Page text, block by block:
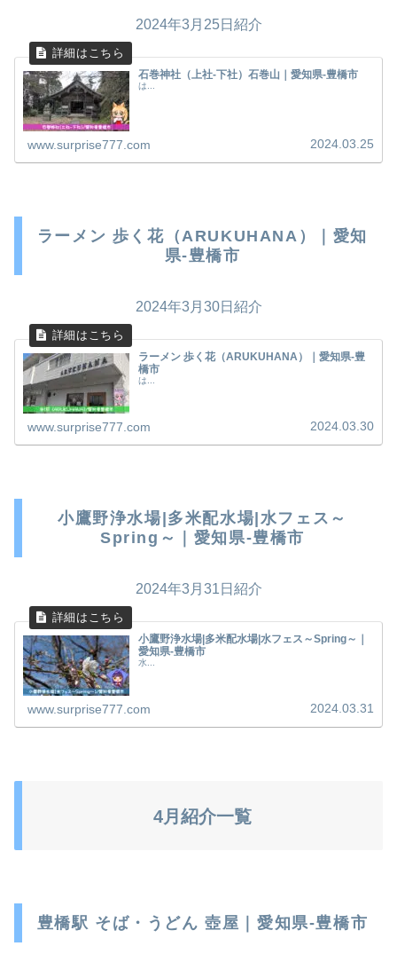
2024年3月25日紹介
石巻神社（上社-下社）石巻山｜愛知県-豊橋市
は...
www.surprise777.com 2024.03.25
ラーメン 歩く花（ARUKUHANA）｜愛知
県-豊橋市
2024年3月30日紹介
ラーメン 歩く花（ARUKUHANA）｜愛知県-豊
橋市
は...
www.surprise777.com 2024.03.30
小鷹野浄水場|多米配水場|水フェス～
Spring～｜愛知県-豊橋市
2024年3月31日紹介
小鷹野浄水場|多米配水場|水フェス～Spring～｜
愛知県-豊橋市
水...
www.surprise777.com 2024.03.31
4月紹介一覧
豊橋駅 そば・うどん 壺屋｜愛知県-豊橋市